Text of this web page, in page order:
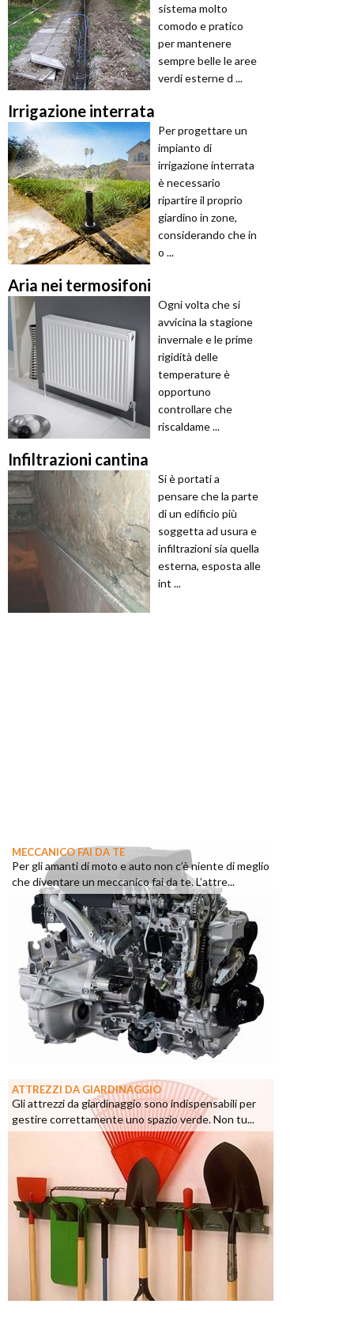
sistema molto
comodo e pratico
per mantenere
sempre belle le aree
verdi esterne d ...
Irrigazione interrata
Per progettare un
impianto di
irrigazione interrata
è necessario
ripartire il proprio
giardino in zone,
considerando che in
o ...
Aria nei termosifoni
Ogni volta che si
avvicina la stagione
invernale e le prime
rigidità delle
temperature è
opportuno
controllare che
riscaldame ...
Infiltrazioni cantina
Si è portati a
pensare che la parte
di un edificio più
soggetta ad usura e
infiltrazioni sia quella
esterna, esposta alle
int ...
MECCANICO FAI DA TE
Per gli amanti di moto e auto non c’è niente di meglio
che diventare un meccanico fai da te. L’attre...
ATTREZZI DA GIARDINAGGIO
Gli attrezzi da giardinaggio sono indispensabili per
gestire correttamente uno spazio verde. Non tu...